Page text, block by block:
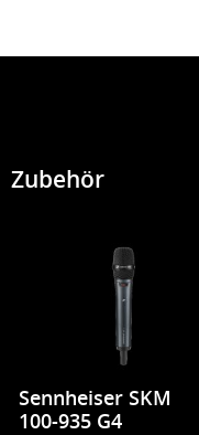
Zubehör
Sennheiser SKM
100-935 G4